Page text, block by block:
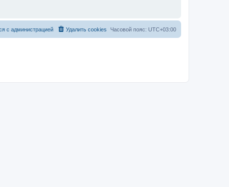
Часовой пояс: UTC+03:00
Удалить cookies
с администрацией